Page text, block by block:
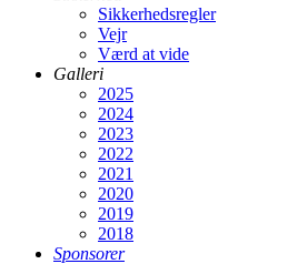
Sikkerhedsregler
Vejr
Værd at vide
Galleri
2025
2024
2023
2022
2021
2020
2019
2018
Sponsorer